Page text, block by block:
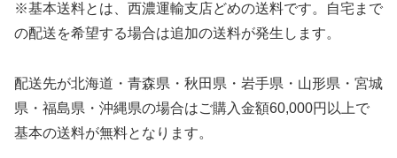
※基本送料とは、西濃運輸支店どめの送料です。自宅まで
の配送を希望する場合は追加の送料が発生します。
配送先が北海道・青森県・秋田県・岩手県・山形県・宮城
県・福島県・沖縄県の場合はご購入金額60,000円以上で
基本の送料が無料となります。